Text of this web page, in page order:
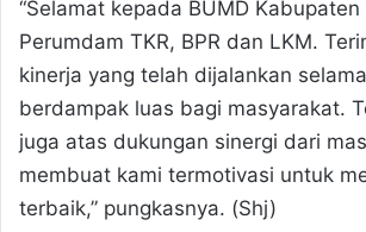
“Selamat kepada BUMD Kabupaten
Perumdam TKR, BPR dan LKM.
kinerja yang telah dijalankan
berdampak luas bagi masyarakat.
juga atas dukungan sinergi dari
membuat kami termotivasi untuk
terbaik,” pungkasnya. (Shj)